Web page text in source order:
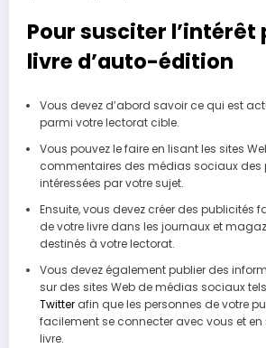
Pour susciter l’intérêt
livre d’auto-édition
Vous devez d’abord savoir ce qui est
parmi votre lectorat cible.
Vous pouvez le faire en lisant les sites
commentaires des médias sociaux des
intéressées par votre sujet.
Ensuite, vous devez créer des publicités
de votre livre dans les journaux et
destinés à votre lectorat.
Vous devez également publier des
sur des sites Web de médias sociaux
Twitterafin que les personnes de votre
facilement se connecter avec vous et en
livre.